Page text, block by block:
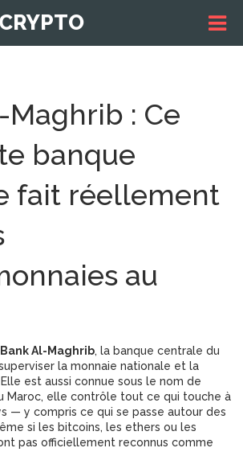
Maghrib : Ce
banque
fait réellement
au
Bank Al-Maghrib, la banque centrale du
la monnaie nationale et la
Elle est aussi connue sous le nom de
Maroc, elle contrôle tout ce qui touche à
— y compris ce qui se passe autour des
si les bitcoins, les ethers ou les
pas officiellement reconnus comme